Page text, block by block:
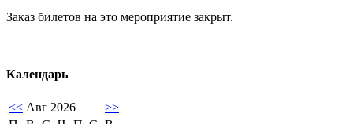
Заказ билетов на это мероприятие закрыт.
Календарь
<< Авг 2026
>>